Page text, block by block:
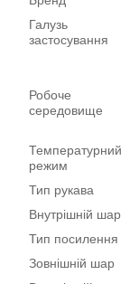
Галузь
застосування
Робоче
середовище
Температурний
режим
Тип рукава
Внутрішній шар
Тип посилення
Зовнішній шар